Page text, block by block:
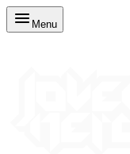
Menu